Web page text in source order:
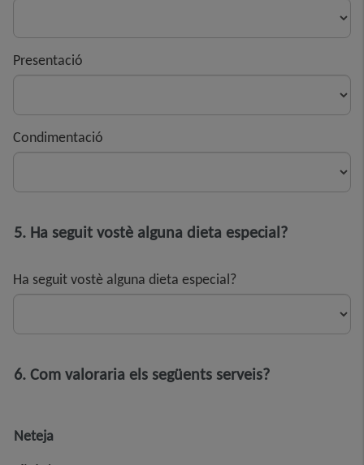
Presentació
Condimentació
5. Ha seguit vostè alguna dieta especial?
Ha seguit vostè alguna dieta especial?
6. Com valoraria els següents serveis?
Neteja